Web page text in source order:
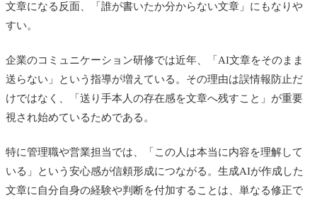
文章になる反面、「誰が書いたか分からない文章」にもなりや
すい。
企業のコミュニケーション研修では近年、「AI文章をそのまま
送らない」という指導が増えている。その理由は誤情報防止だ
けではなく、「送り手本人の存在感を文章へ残すこと」が重要
視され始めているためである。
特に管理職や営業担当では、「この人は本当に内容を理解して
いる」という安心感が信頼形成につながる。生成AIが作成した
文章に自分自身の経験や判断を付加することは、単なる修正で